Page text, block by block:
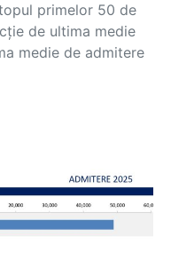
primelor 50 de
de ultima medie
medie de admitere